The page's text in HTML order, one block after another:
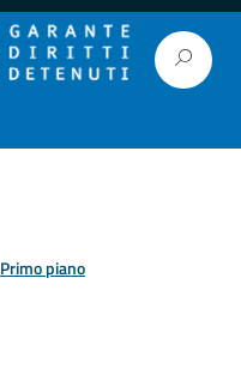
Primo piano